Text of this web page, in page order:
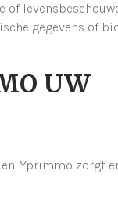
of
gegevens of
UW
Yprimmo zorgt